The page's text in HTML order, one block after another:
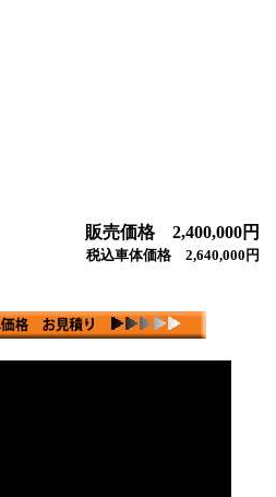
販売価格 2,400,000円
税込車体価格 2,640,000円